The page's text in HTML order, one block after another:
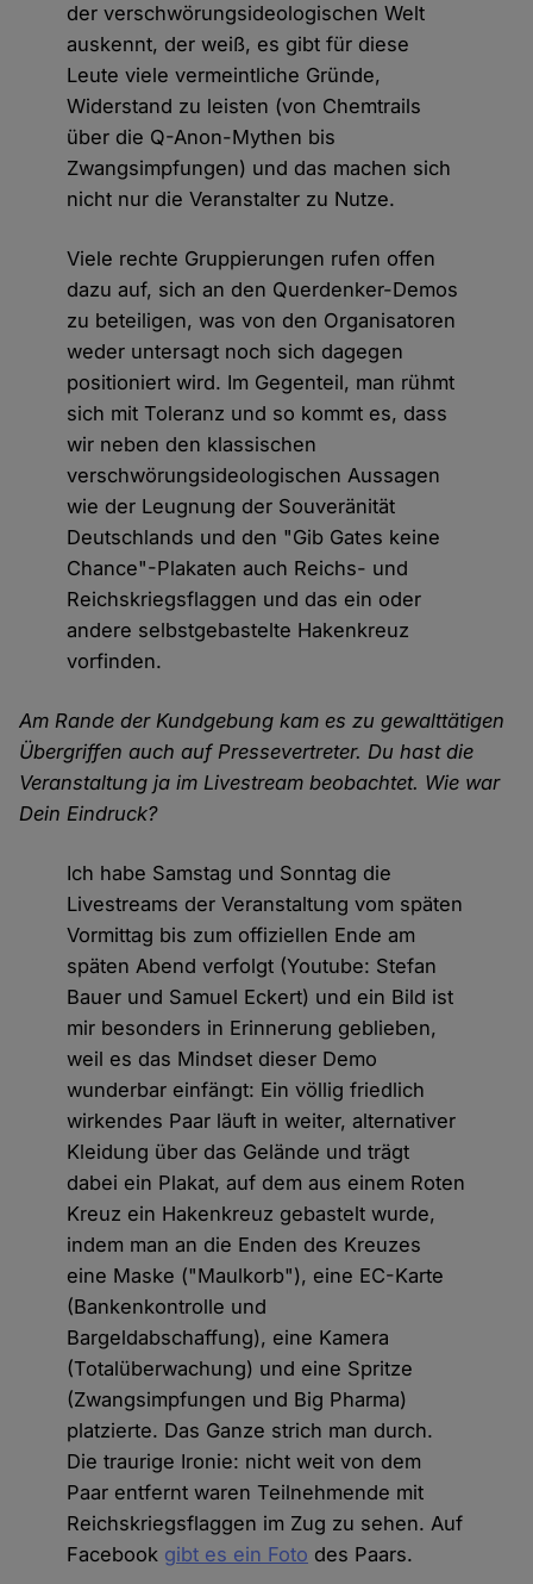
der verschwörungsideologischen Welt
auskennt, der weiß, es gibt für diese
Leute viele vermeintliche Gründe,
Widerstand zu leisten (von Chemtrails
über die Q-Anon-Mythen bis
Zwangsimpfungen) und das machen sich
nicht nur die Veranstalter zu Nutze.
Viele rechte Gruppierungen rufen offen
dazu auf, sich an den Querdenker-Demos
zu beteiligen, was von den Organisatoren
weder untersagt noch sich dagegen
positioniert wird. Im Gegenteil, man rühmt
sich mit Toleranz und so kommt es, dass
wir neben den klassischen
verschwörungsideologischen Aussagen
wie der Leugnung der Souveränität
Deutschlands und den "Gib Gates keine
Chance"-Plakaten auch Reichs- und
Reichskriegsflaggen und das ein oder
andere selbstgebastelte Hakenkreuz
vorfinden.
Am Rande der Kundgebung kam es zu gewalttätigen
Übergriffen auch auf Pressevertreter. Du hast die
Veranstaltung ja im Livestream beobachtet. Wie war
Dein Eindruck?
Ich habe Samstag und Sonntag die
Livestreams der Veranstaltung vom späten
Vormittag bis zum offiziellen Ende am
späten Abend verfolgt (Youtube: Stefan
Bauer und Samuel Eckert) und ein Bild ist
mir besonders in Erinnerung geblieben,
weil es das Mindset dieser Demo
wunderbar einfängt: Ein völlig friedlich
wirkendes Paar läuft in weiter, alternativer
Kleidung über das Gelände und trägt
dabei ein Plakat, auf dem aus einem Roten
Kreuz ein Hakenkreuz gebastelt wurde,
indem man an die Enden des Kreuzes
eine Maske ("Maulkorb"), eine EC-Karte
(Bankenkontrolle und
Bargeldabschaffung), eine Kamera
(Totalüberwachung) und eine Spritze
(Zwangsimpfungen und Big Pharma)
platzierte. Das Ganze strich man durch.
Die traurige Ironie: nicht weit von dem
Paar entfernt waren Teilnehmende mit
Reichskriegsflaggen im Zug zu sehen. Auf
Facebook gibt es ein Foto des Paars.